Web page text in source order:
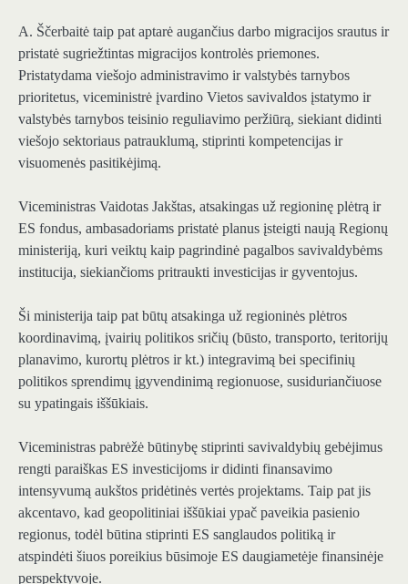
A. Ščerbaitė taip pat aptarė augančius darbo migracijos srautus ir
pristatė sugriežtintas migracijos kontrolės priemones.
Pristatydama viešojo administravimo ir valstybės tarnybos
prioritetus, viceministrė įvardino Vietos savivaldos įstatymo ir
valstybės tarnybos teisinio reguliavimo peržiūrą, siekiant didinti
viešojo sektoriaus patrauklumą, stiprinti kompetencijas ir
visuomenės pasitikėjimą.
Viceministras Vaidotas Jakštas, atsakingas už regioninę plėtrą ir
ES fondus, ambasadoriams pristatė planus įsteigti naują Regionų
ministeriją, kuri veiktų kaip pagrindinė pagalbos savivaldybėms
institucija, siekiančioms pritraukti investicijas ir gyventojus.
Ši ministerija taip pat būtų atsakinga už regioninės plėtros
koordinavimą, įvairių politikos sričių (būsto, transporto, teritorijų
planavimo, kurortų plėtros ir kt.) integravimą bei specifinių
politikos sprendimų įgyvendinimą regionuose, susiduriančiuose
su ypatingais iššūkiais.
Viceministras pabrėžė būtinybę stiprinti savivaldybių gebėjimus
rengti paraiškas ES investicijoms ir didinti finansavimo
intensyvumą aukštos pridėtinės vertės projektams. Taip pat jis
akcentavo, kad geopolitiniai iššūkiai ypač paveikia pasienio
regionus, todėl būtina stiprinti ES sanglaudos politiką ir
atspindėti šiuos poreikius būsimoje ES daugiametėje finansinėje
perspektyvoje.